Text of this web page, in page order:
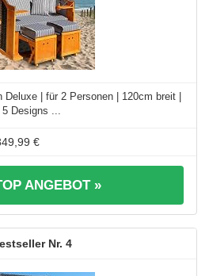
| für 2 Personen | 120cm breit |
5 Designs ...
€
ANGEBOT »
4